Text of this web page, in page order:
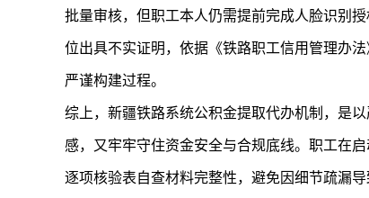
批量审核，但职工本人仍需提前完成人脸识别
位出具不实证明，依据《铁路职工信用管理办
严谨构建过程。
综上，新疆铁路系统公积金提取代办机制，是
感，又牢牢守住资金安全与合规底线。职工在
逐项核验表自查材料完整性，避免因细节疏漏